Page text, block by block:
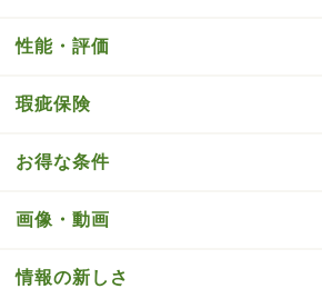
性能・評価
瑕疵保険
お得な条件
画像・動画
情報の新しさ